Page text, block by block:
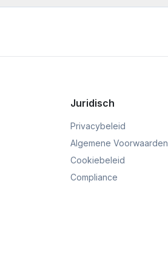
Juridisch
Privacybeleid
Algemene Voorwaarden
Cookiebeleid
Compliance